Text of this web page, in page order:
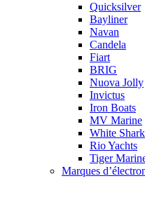
Quicksilver
Bayliner
Navan
Candela
Fiart
BRIG
Nuova Jolly
Invictus
Iron Boats
MV Marine
White Shark
Rio Yachts
Tiger
Marques